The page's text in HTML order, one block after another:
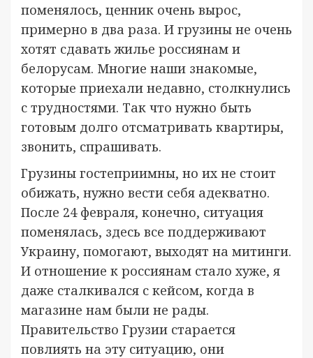
поменялось, ценник очень вырос,
примерно в два раза. И грузины не очень
хотят сдавать жилье россиянам и
белорусам. Многие наши знакомые,
которые приехали недавно, столкнулись
с трудностями. Так что нужно быть
готовым долго отсматривать квартиры,
звонить, спрашивать.
Грузины гостеприимны, но их не стоит
обижать, нужно вести себя адекватно.
После 24 февраля, конечно, ситуация
поменялась, здесь все поддерживают
Украину, помогают, выходят на митинги.
И отношение к россиянам стало хуже, я
даже сталкивался с кейсом, когда в
магазине нам были не рады.
Правительство Грузии старается
повлиять на эту ситуацию, они